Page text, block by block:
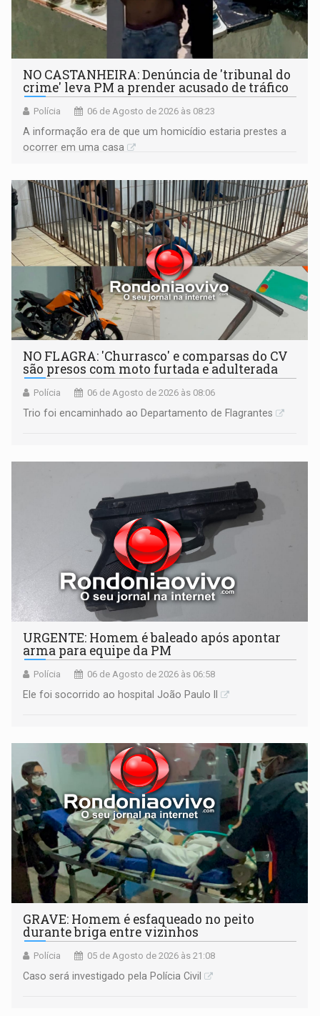
NO CASTANHEIRA: ​Denúncia de 'tribunal do
crime' leva PM a prender acusado de tráfico
Polícia 06 de Agosto de 2026 às 08:23
A informação era de que um homicídio estaria prestes a
ocorrer em uma casa
NO FLAGRA: 'Churrasco' e comparsas do CV
são presos com moto furtada e adulterada
Polícia 06 de Agosto de 2026 às 08:06
Trio foi encaminhado ao Departamento de Flagrantes
URGENTE: Homem é baleado após apontar
arma para equipe da PM
Polícia 06 de Agosto de 2026 às 06:58
Ele foi socorrido ao hospital João Paulo II
GRAVE: Homem é esfaqueado no peito
durante briga entre vizinhos
Polícia 05 de Agosto de 2026 às 21:08
Caso será investigado pela Polícia Civil